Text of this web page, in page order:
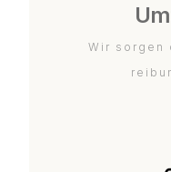
Wir sorgen